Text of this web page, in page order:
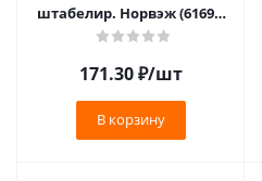
штабелир. Норвэж (61697)
/6/960/
171.30₽/шт
В корзину